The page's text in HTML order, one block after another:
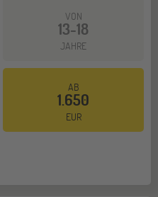
VON
13-18
JAHRE
AB
1.650
EUR